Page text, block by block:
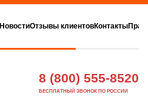
НовостиОтзывы клиентовКонтакты
8 (800) 555-8520
БЕСПЛАТНЫЙ ЗВОНОК ПО РОССИИ